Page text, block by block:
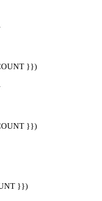
}})
}})
}})